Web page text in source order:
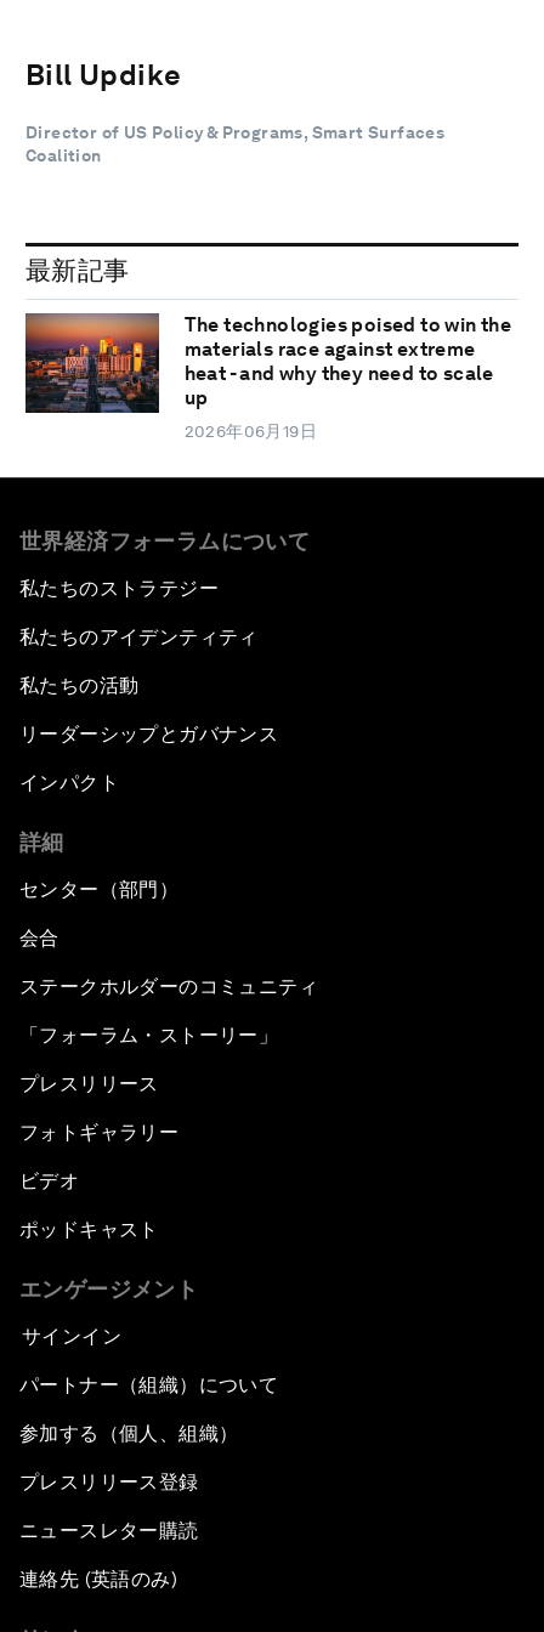
Bill Updike
Director of US Policy & Programs, Smart Surfaces
Coalition
最新記事
The technologies poised to win the
materials race against extreme
heat - and why they need to scale
up
2026年06月19日
世界経済フォーラムについて
私たちのストラテジー
私たちのアイデンティティ
私たちの活動
リーダーシップとガバナンス
インパクト
詳細
センター（部門）
会合
ステークホルダーのコミュニティ
「フォーラム・ストーリー」
プレスリリース
フォトギャラリー
ビデオ
ポッドキャスト
エンゲージメント
サインイン
パートナー（組織）について
参加する（個人、組織）
プレスリリース登録
ニュースレター購読
連絡先 (英語のみ)